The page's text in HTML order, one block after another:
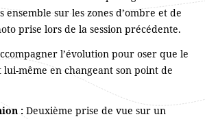
ensemble sur les zones d’ombre et de
prise lors de la session précédente.
l’évolution pour oser que le
même en changeant son point de
: Deuxième prise de vue sur un